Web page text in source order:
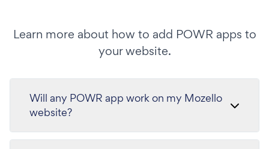
Learn more about how to add POWR apps to
your website.
Will any POWR app work on my Mozello
website?